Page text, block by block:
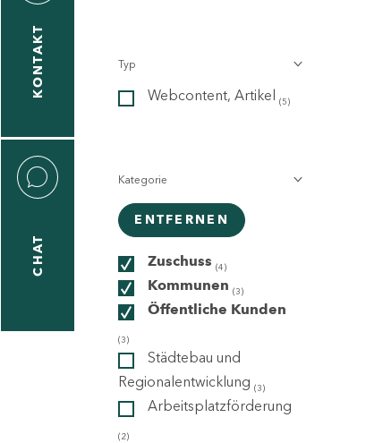
KONTAKT
CHAT
Typ
Webcontent, Artikel (5)
Kategorie
ENTFERNEN
Zuschuss (4)
Kommunen (3)
Öffentliche Kunden
(3)
Städtebau und
Regionalentwicklung (3)
Arbeitsplatzförderung
(2)